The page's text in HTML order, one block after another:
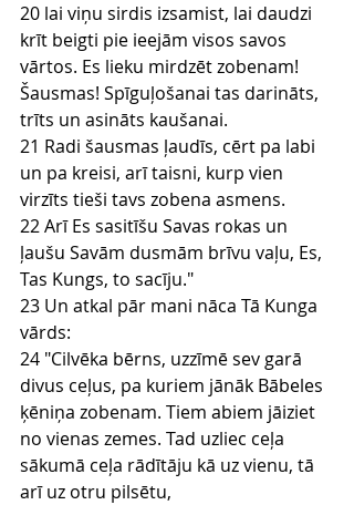
20 lai viņu sirdis izsamist, lai daudzi
krīt beigti pie ieejām visos savos
vārtos. Es lieku mirdzēt zobenam!
Šausmas! Spīguļošanai tas darināts,
trīts un asināts kaušanai.
21 Radi šausmas ļaudīs, cērt pa labi
un pa kreisi, arī taisni, kurp vien
virzīts tieši tavs zobena asmens.
22 Arī Es sasitīšu Savas rokas un
ļaušu Savām dusmām brīvu vaļu, Es,
Tas Kungs, to sacīju."
23 Un atkal pār mani nāca Tā Kunga
vārds:
24 "Cilvēka bērns, uzzīmē sev garā
divus ceļus, pa kuriem jānāk Bābeles
ķēniņa zobenam. Tiem abiem jāiziet
no vienas zemes. Tad uzliec ceļa
sākumā ceļa rādītāju kā uz vienu, tā
arī uz otru pilsētu,